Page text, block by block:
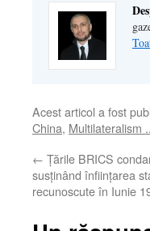
Acest articol a fost
China, Multilateralism
← Țările BRICS
susținând înființarea
recunoscute în Iunie